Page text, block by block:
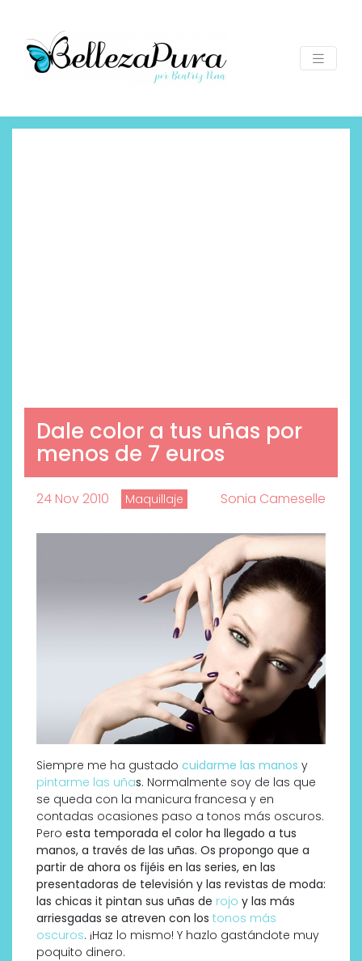
Dale color a tus uñas por
menos de 7 euros
24 Nov 2010 Maquillaje Sonia Cameselle
Siempre me ha gustado cuidarme las manos y
pintarme las uñas. Normalmente soy de las que
se queda con la manicura francesa y en
contadas ocasiones paso a tonos más oscuros.
Pero esta temporada el color ha llegado a tus
manos, a través de las uñas. Os propongo que a
partir de ahora os fijéis en las series, en las
presentadoras de televisión y las revistas de moda:
las chicas it pintan sus uñas de rojo y las más
arriesgadas se atreven con los tonos más
oscuros. ¡Haz lo mismo! Y hazlo gastándote muy
poquito dinero.